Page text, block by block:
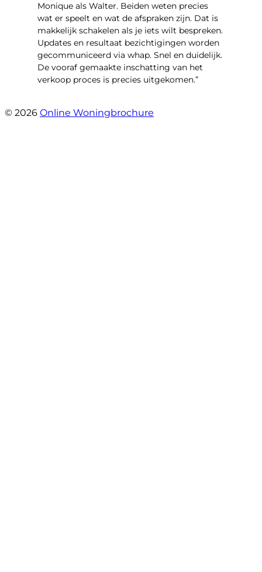
Monique als Walter. Beiden weten precies
wat er speelt en wat de afspraken zijn. Dat is
makkelijk schakelen als je iets wilt bespreken.
Updates en resultaat bezichtigingen worden
gecommuniceerd via whap. Snel en duidelijk.
De vooraf gemaakte inschatting van het
verkoop proces is precies uitgekomen.”
© 2026 Online Woningbrochure